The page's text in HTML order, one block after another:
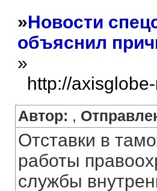
»Новости
объяснил
»
http://
Автор: ,
Отставки в
работы
службы